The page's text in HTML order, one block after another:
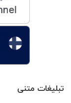
تبلیغات متنی